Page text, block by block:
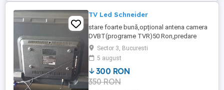
TV Led Schneider
stare foarte bună,opțional antena camera
DVBT(programe TVR)50 Ron,predare
personală
Sector 3, Bucuresti
5 august
300 RON
350 RON